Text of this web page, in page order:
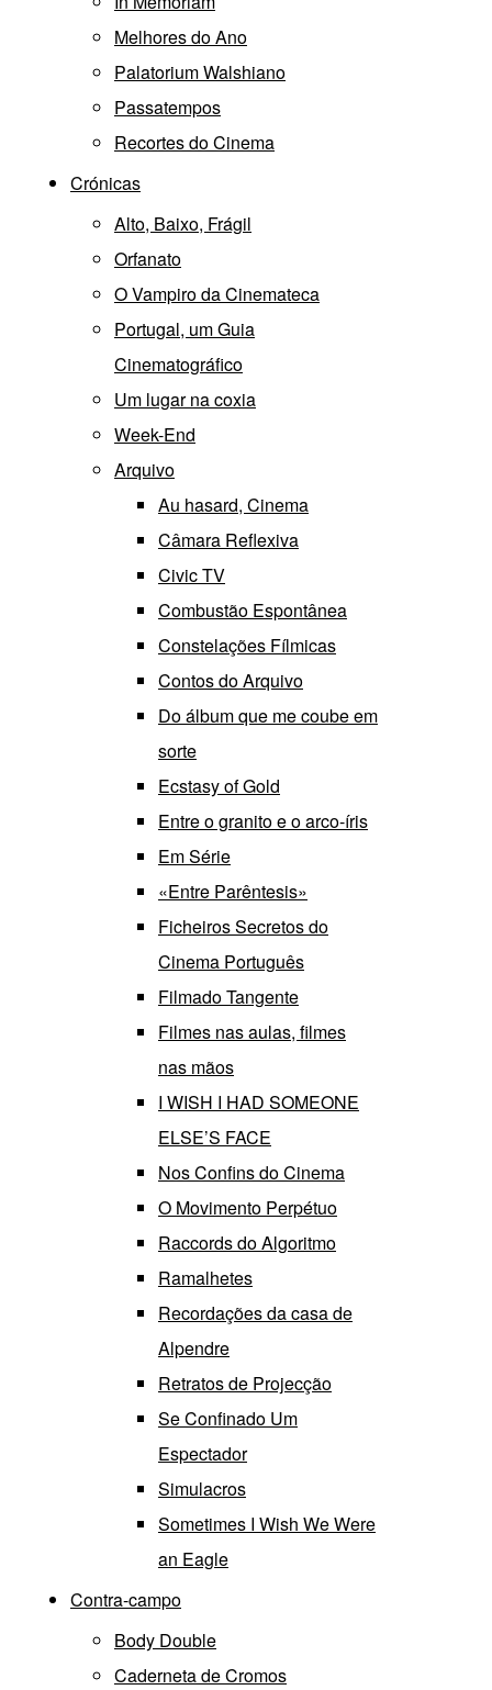
Melhores do Ano
Palatorium Walshiano
Passatempos
Recortes do Cinema
Crónicas
Alto, Baixo, Frágil
Orfanato
O Vampiro da Cinemateca
Portugal, um Guia
Cinematográfico
Um lugar na coxia
Week-End
Arquivo
Au hasard, Cinema
Câmara Reflexiva
Civic TV
Combustão Espontânea
Constelações Fílmicas
Contos do Arquivo
Do álbum que me coube em
sorte
Ecstasy of Gold
Entre o granito e o arco-íris
Em Série
«Entre Parêntesis»
Ficheiros Secretos do
Cinema Português
Filmado Tangente
Filmes nas aulas, filmes
nas mãos
I WISH I HAD SOMEONE
ELSE’S FACE
Nos Confins do Cinema
O Movimento Perpétuo
Raccords do Algoritmo
Ramalhetes
Recordações da casa de
Alpendre
Retratos de Projecção
Se Confinado Um
Espectador
Simulacros
Sometimes I Wish We Were
an Eagle
Contra-campo
Body Double
Caderneta de Cromos